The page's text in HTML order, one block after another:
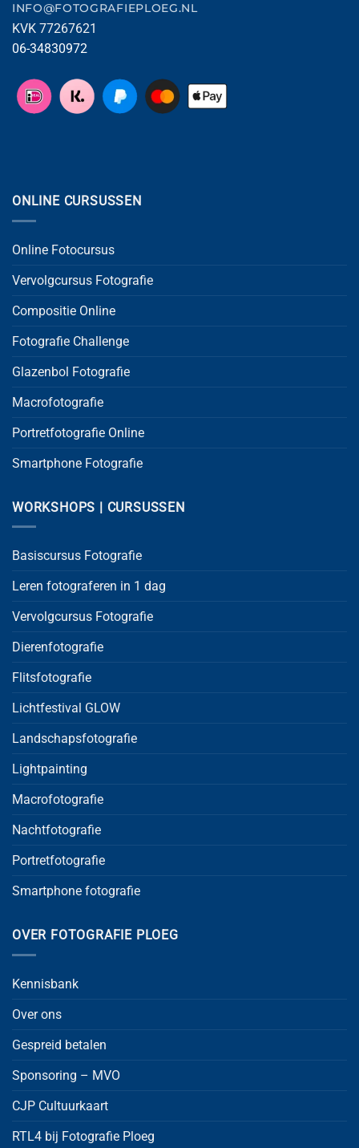
INFO@FOTOGRAFIEPLOEG.NL
KVK 77267621
06-34830972
ONLINE CURSUSSEN
Online Fotocursus
Vervolgcursus Fotografie
Compositie Online
Fotografie Challenge
Glazenbol Fotografie
Macrofotografie
Portretfotografie Online
Smartphone Fotografie
WORKSHOPS | CURSUSSEN
Basiscursus Fotografie
Leren fotograferen in 1 dag
Vervolgcursus Fotografie
Dierenfotografie
Flitsfotografie
Lichtfestival GLOW
Landschapsfotografie
Lightpainting
Macrofotografie
Nachtfotografie
Portretfotografie
Smartphone fotografie
OVER FOTOGRAFIE PLOEG
Kennisbank
Over ons
Gespreid betalen
Sponsoring – MVO
CJP Cultuurkaart
RTL4 bij Fotografie Ploeg